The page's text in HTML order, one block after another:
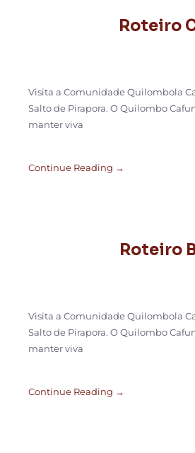
Roteiro
Visita a Comunidade Quilombola
Salto de Pirapora. O Quilombo
manter viva
Continue Reading →
Roteiro
Visita a Comunidade Quilombola
Salto de Pirapora. O Quilombo
manter viva
Continue Reading →